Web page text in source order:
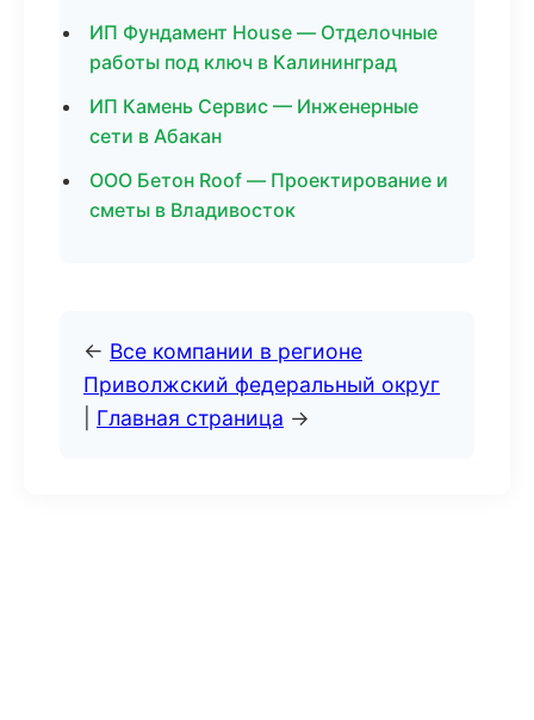
ИП Фундамент House — Отделочные
работы под ключ в Калининград
ИП Камень Сервис — Инженерные
сети в Абакан
ООО Бетон Roof — Проектирование и
сметы в Владивосток
← Все компании в регионе
Приволжский федеральный округ
Главная страница →